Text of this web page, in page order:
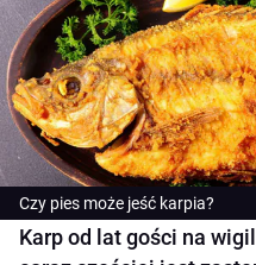
Czy pies może jeść karpia?
Karp od lat gości na